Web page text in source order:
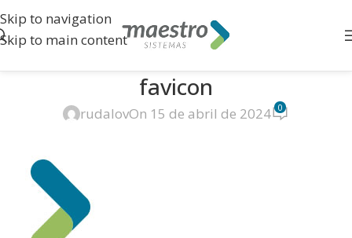
Skip to navigation
Skip to main content
favicon
rudalovOn 15 de abril de 2024 0